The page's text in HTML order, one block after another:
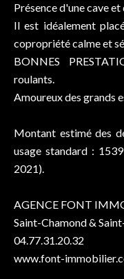
Présence d'une cave
Il est idéalement
copropriété calme et
BONNES
roulants.
Amoureux des grands
Montant estimé des
usage standard :
2021).
AGENCE FONT
Saint-Chamond &
04.77.31.20.32
www.font-